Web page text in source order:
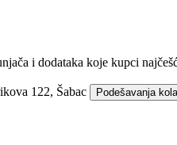
i dodataka koje kupci
122, Šabac Podešavanja